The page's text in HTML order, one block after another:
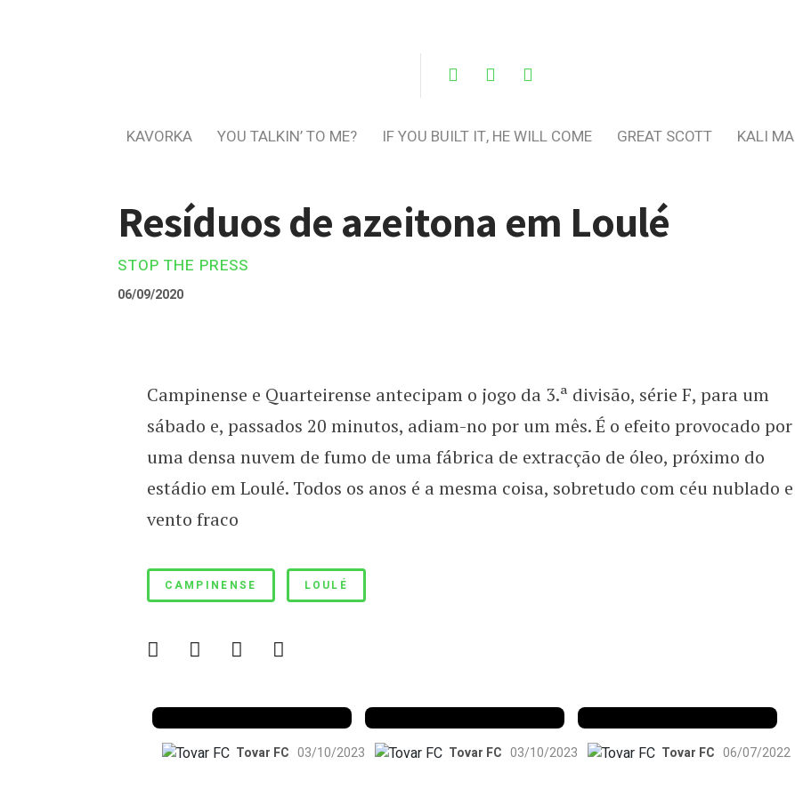
KAVORKA YOU TALKIN’ TO ME? IF YOU BUILT IT, HE WILL COME GREAT SCOTT KALI MA
Resíduos de azeitona em Loulé
STOP THE PRESS
06/09/2020
Resíduos de azeitona em Loulé
Campinense e Quarteirense antecipam o jogo da 3.ª divisão, série F, para um
sábado e, passados 20 minutos, adiam-no por um mês. É o efeito provocado por
uma densa nuvem de fumo de uma fábrica de extracção de óleo, próximo do
estádio em Loulé. Todos os anos é a mesma coisa, sobretudo com céu nublado e
vento fraco
CAMPINENSE LOULÉ
Tovar FC 03/10/2023 Tovar FC 03/10/2023 Tovar FC 06/07/2022